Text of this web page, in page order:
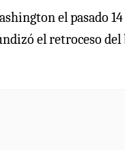
el pasado
el retroceso